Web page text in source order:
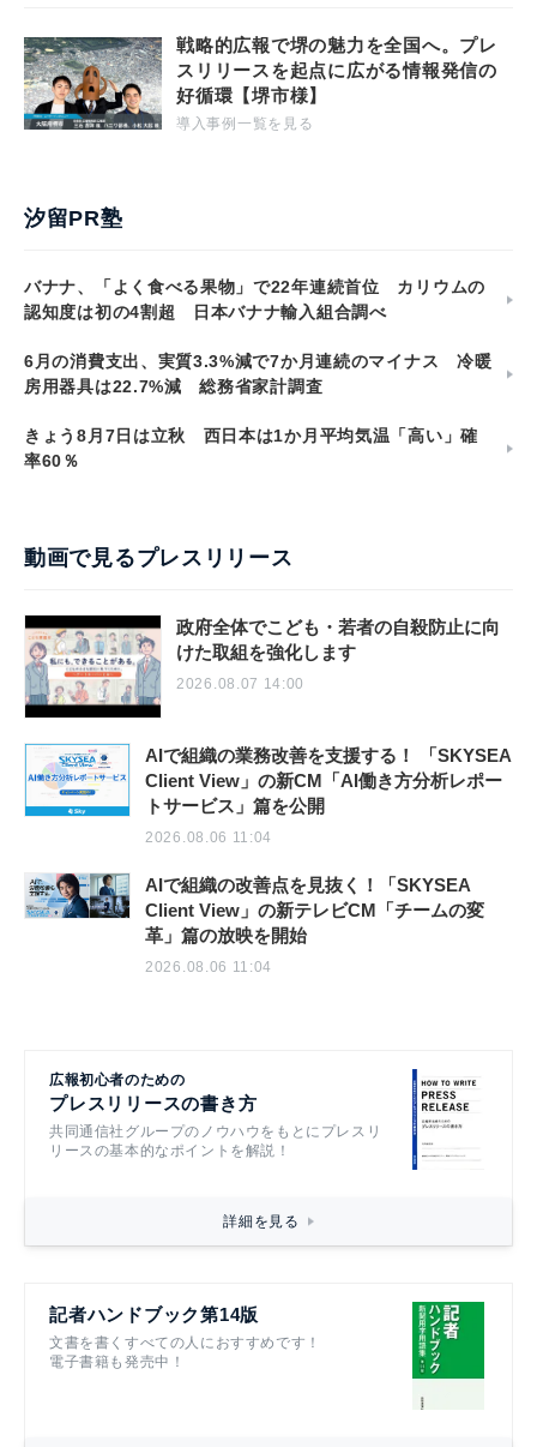
戦略的広報で堺の魅力を全国へ。プレ
スリリースを起点に広がる情報発信の
好循環【堺市様】
導入事例一覧を見る
汐留PR塾
バナナ、「よく食べる果物」で22年連続首位 カリウムの
認知度は初の4割超 日本バナナ輸入組合調べ
6月の消費支出、実質3.3%減で7か月連続のマイナス 冷暖
房用器具は22.7%減 総務省家計調査
きょう8月7日は立秋 西日本は1か月平均気温「高い」確
率60％
動画で見るプレスリリース
政府全体でこども・若者の自殺防止に向
けた取組を強化します
2026.08.07 14:00
AIで組織の業務改善を支援する！ 「SKYSEA
Client View」の新CM「AI働き方分析レポー
トサービス」篇を公開
2026.08.06 11:04
AIで組織の改善点を見抜く！「SKYSEA
Client View」の新テレビCM「チームの変
革」篇の放映を開始
2026.08.06 11:04
広報初心者のための
プレスリリースの書き方
共同通信社グループのノウハウをもとにプレスリ
リースの基本的なポイントを解説！
詳細を見る
記者ハンドブック第14版
文書を書くすべての人におすすめです！
電子書籍も発売中！